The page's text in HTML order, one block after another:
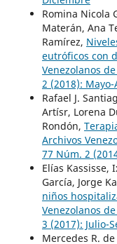
Romina Nicola
Materán, Ana
Ramírez,
eutróficos con
Venezolanos
2 (2018):
Rafael J.
Artísr, Lorena
Rondón,
Archivos
77 Núm. 2
Elías Kassisse,
García, Jorge
niños
Venezolanos
3 (2017): Julio-
Mercedes R.